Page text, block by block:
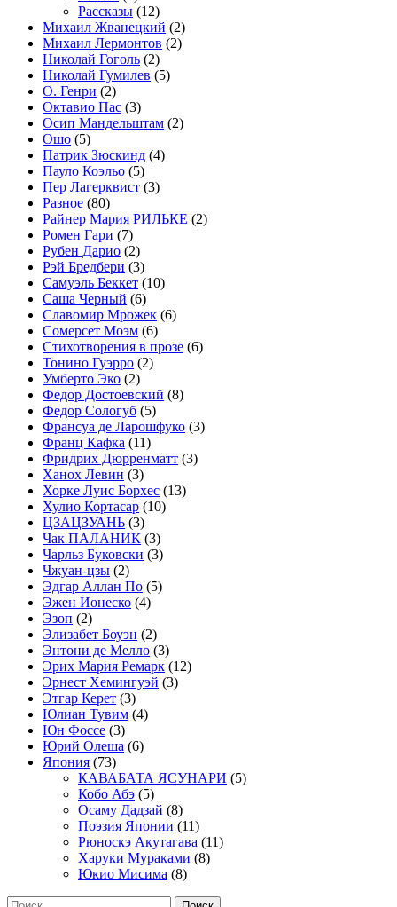
Рассказы (12)
Михаил Жванецкий (2)
Михаил Лермонтов (2)
Николай Гоголь (2)
Николай Гумилев (5)
О. Генри (2)
Октавио Пас (3)
Осип Мандельштам (2)
Ошо (5)
Патрик Зюскинд (4)
Пауло Коэльо (5)
Пер Лагерквист (3)
Разное (80)
Райнер Мария РИЛЬКЕ (2)
Ромен Гари (7)
Рубен Дарио (2)
Рэй Бредбери (3)
Самуэль Беккет (10)
Саша Черный (6)
Славомир Мрожек (6)
Сомерсет Моэм (6)
Стихотворения в прозе (6)
Тонино Гуэрро (2)
Умберто Эко (2)
Федор Достоевский (8)
Федор Сологуб (5)
Франсуа де Ларошфуко (3)
Франц Кафка (11)
Фридрих Дюрренматт (3)
Ханох Левин (3)
Хорке Луис Борхес (13)
Хулио Кортасар (10)
ЦЗАЦЗУАНЬ (3)
Чак ПАЛАНИК (3)
Чарльз Буковски (3)
Чжуан-цзы (2)
Эдгар Аллан По (5)
Эжен Ионеско (4)
Эзоп (2)
Элизабет Боуэн (2)
Энтони де Мелло (3)
Эрих Мария Ремарк (12)
Эрнест Хемингуэй (3)
Этгар Керет (3)
Юлиан Тувим (4)
Юн Фоссе (3)
Юрий Олеша (6)
Япония (73)
КАВАБАТА ЯСУНАРИ (5)
Кобо Абэ (5)
Осаму Дадзай (8)
Поэзия Японии (11)
Рюноскэ Акутагава (11)
Харуки Мураками (8)
Юкио Мисима (8)
Найти: